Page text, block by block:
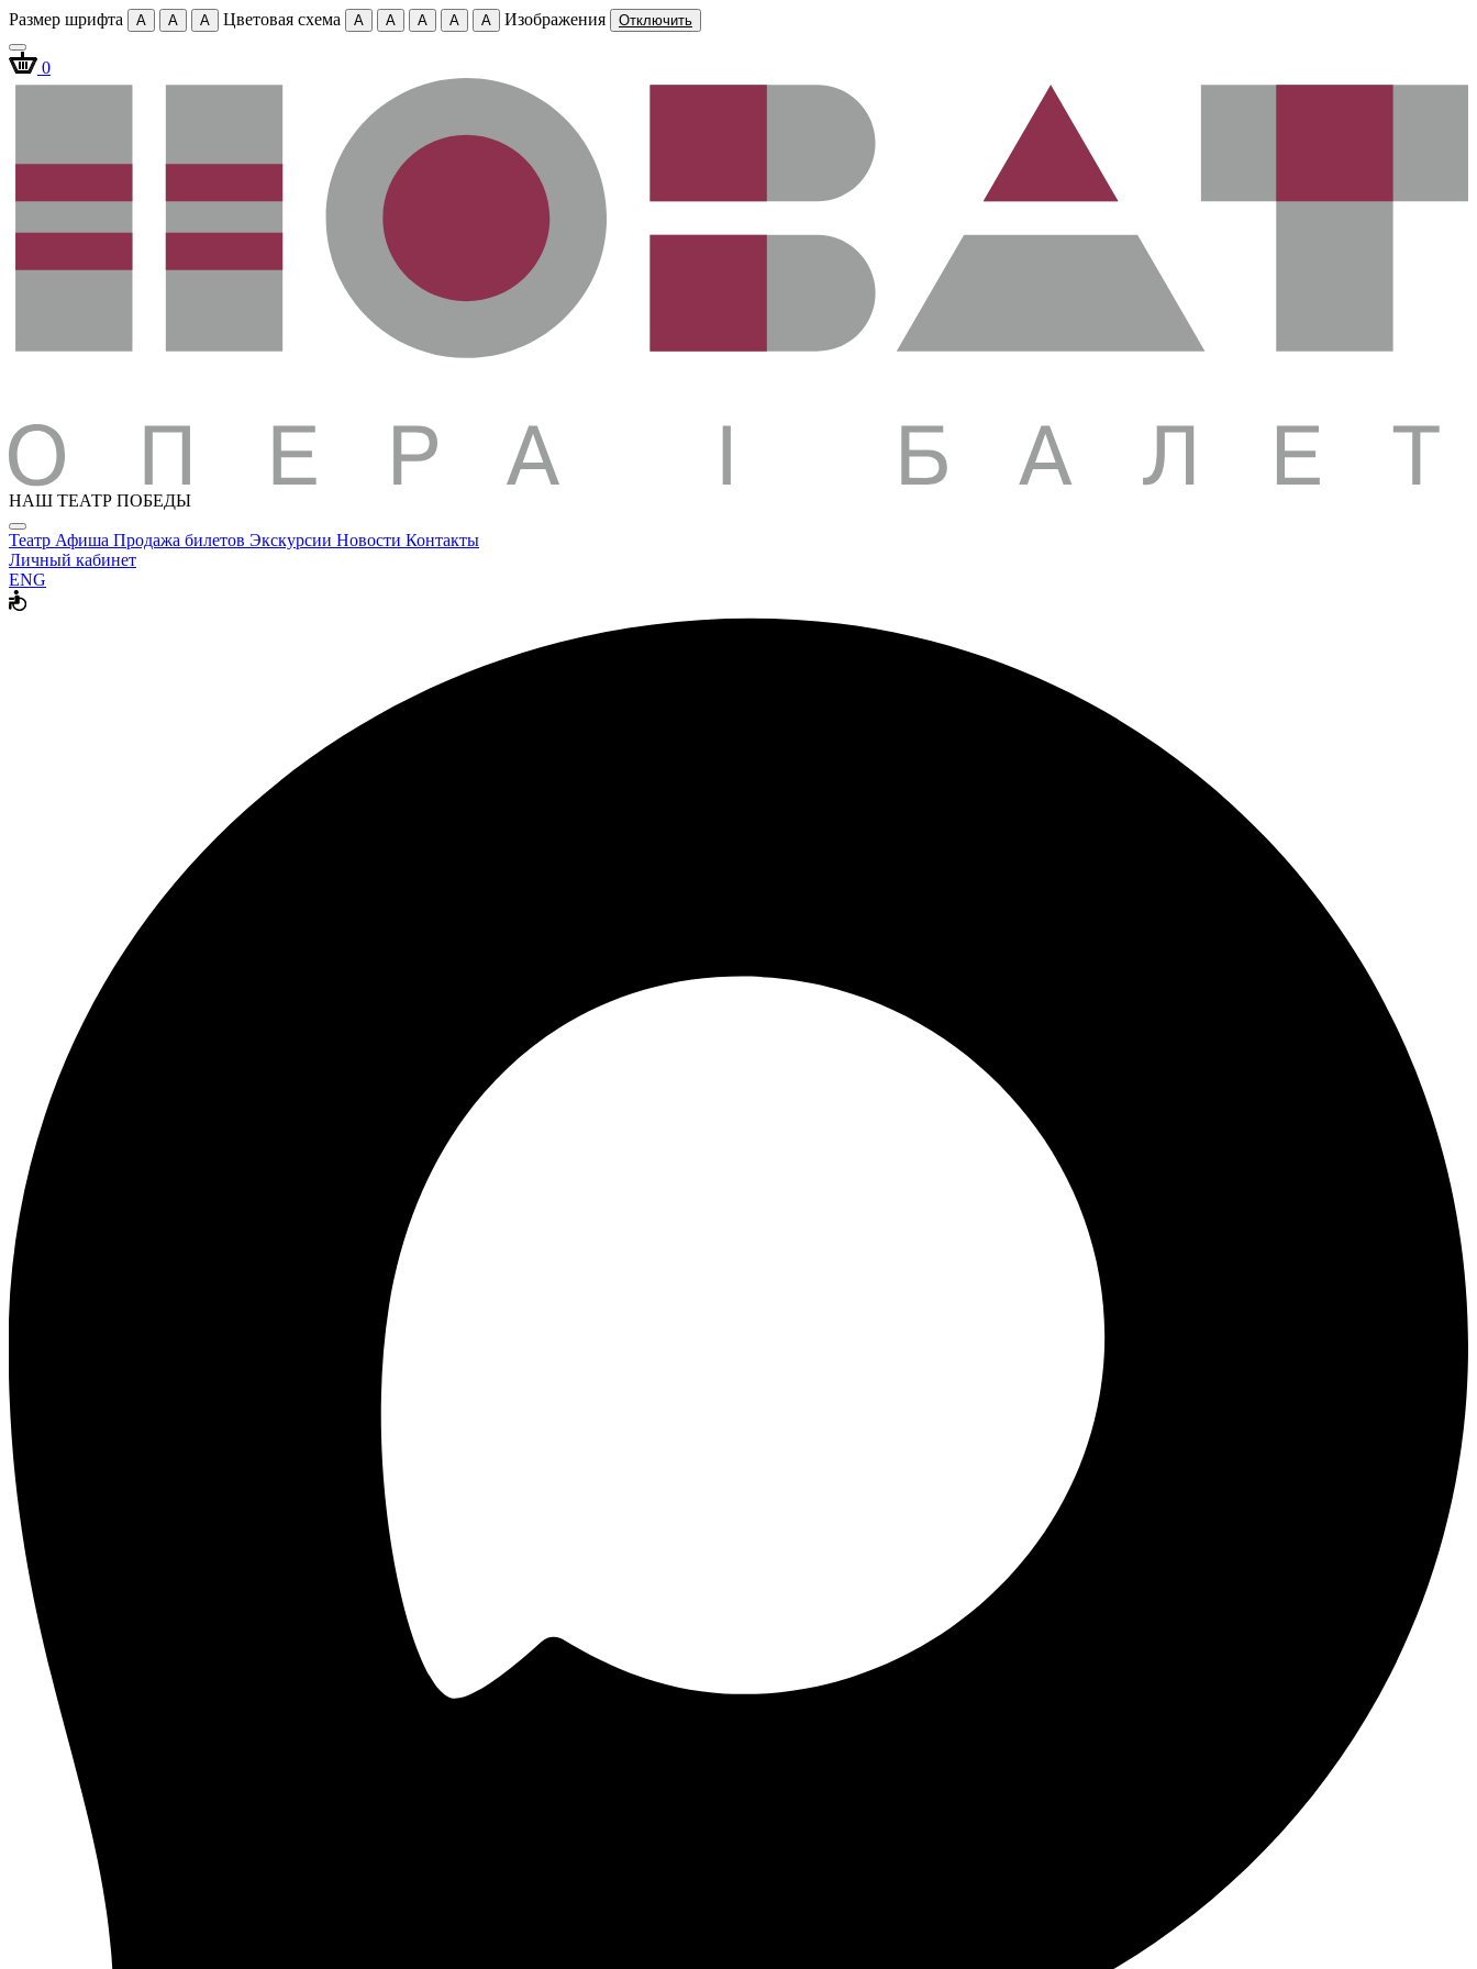
Размер шрифта A A A Цветовая схема A A A A A Изображения Отключить
0
НАШ ТЕАТР ПОБЕДЫ
Театр Афиша Продажа билетов Экскурсии Новости Контакты
Личный кабинет
ENG